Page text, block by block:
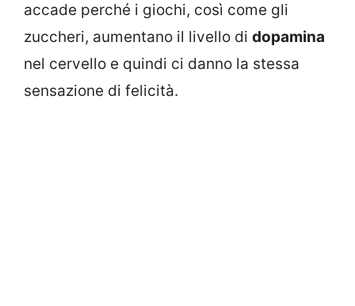
accade perché i giochi, così come gli
zuccheri, aumentano il livello di dopamina
nel cervello e quindi ci danno la stessa
sensazione di felicità.